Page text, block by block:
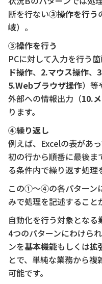
断を行ない③操作を行う
岐）。
③操作を行う
PCに対して入力を行う
ド操作、 2.マウス操作、
5.Webブラウザ操作）等
外部への情報出力（10.
ります。
④繰り返し
例えば、Excelの表があ
初の行から順番に最後ま
る条件内で繰り返す処理
この①～④の各パターン
みで処理を記述すること
自動化を行う対象とな
4つのパターンにわけら
ンを基本機能もしくは拡
とで、単純な業務から
可能です。